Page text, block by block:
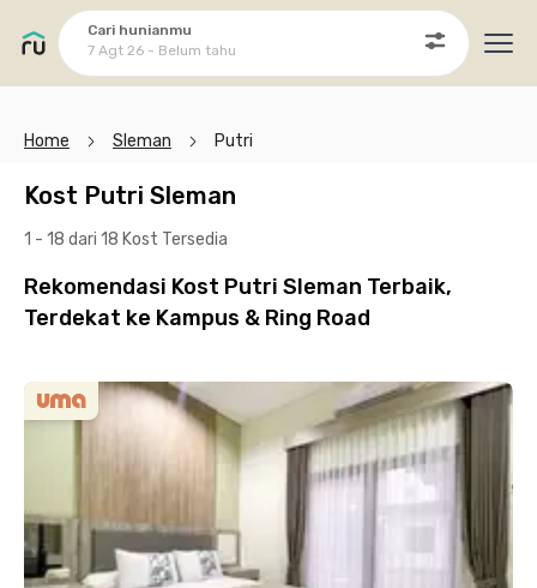
Cari hunianmu
7 Agt 26 - Belum tahu
Home Sleman Putri
Kost Putri Sleman
1 - 18 dari 18 Kost Tersedia
Rekomendasi Kost Putri Sleman Terbaik,
Terdekat ke Kampus & Ring Road